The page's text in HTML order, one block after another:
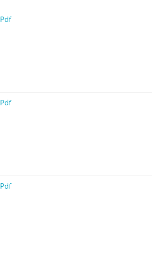
Pdf
Pdf
Pdf